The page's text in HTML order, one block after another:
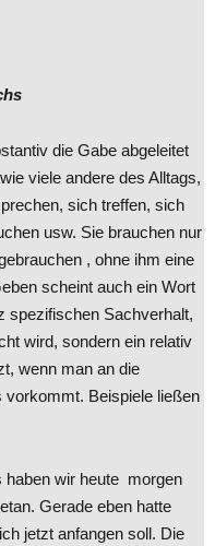
die Gabe abgeleitet
viele andere des Alltags,
sich treffen, sich
usw. Sie brauchen nur
, ohne ihm eine
scheint auch ein Wort
spezifischen Sachverhalt,
wird, sondern ein relativ
wenn man an die
vorkommt. Beispiele ließen
haben wir heute morgen
Gerade eben hatte
jetzt anfangen soll. Die